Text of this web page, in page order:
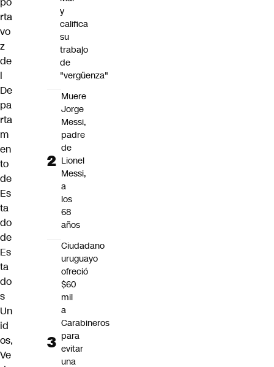
rta
vo
z
de
l
De
pa
rta
m
en
to
de
Es
ta
do
de
Es
ta
do
s
Un
id
os,
Ve
y
califica
su
trabajo
de
"vergüenza"
Muere
Jorge
Messi,
padre
de
Lionel
Messi,
a
los
68
años
Ciudadano
uruguayo
ofreció
$60
mil
a
Carabineros
para
evitar
una